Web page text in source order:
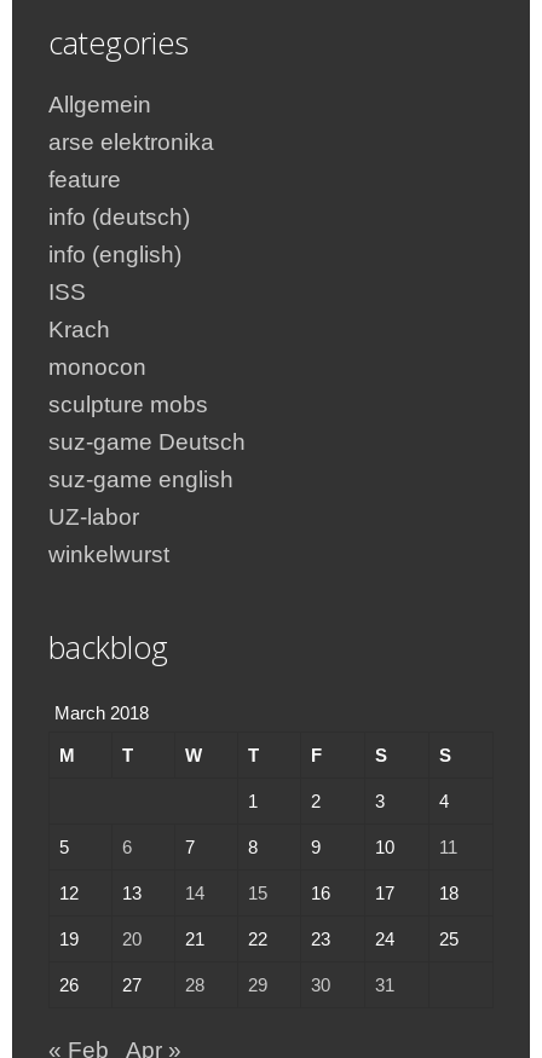
categories
Allgemein
arse elektronika
feature
info (deutsch)
info (english)
ISS
Krach
monocon
sculpture mobs
suz-game Deutsch
suz-game english
UZ-labor
winkelwurst
backblog
March 2018
M T W T F S S
1 2 3 4
5 6 7 8 9 10 11
12 13 14 15 16 17 18
19 20 21 22 23 24 25
26 27 28 29 30 31
« Feb Apr »